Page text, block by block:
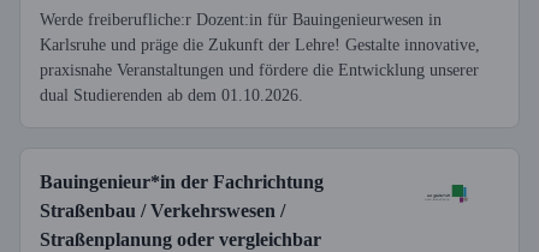
Werde freiberufliche:r Dozent:in für Bauingenieurwesen in
Karlsruhe und präge die Zukunft der Lehre! Gestalte innovative,
praxisnahe Veranstaltungen und fördere die Entwicklung unserer
dual Studierenden ab dem 01.10.2026.
Bauingenieur*in der Fachrichtung
Straßenbau / Verkehrswesen /
Straßenplanung oder vergleichbar